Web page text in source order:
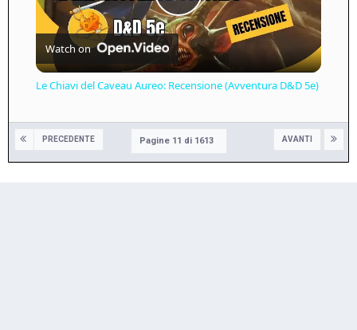
Play
Video
Watch on
Le Chiavi del Caveau Aureo: Recensione (Avventura D&D 5e)
PRECEDENTE AVANTI
Pagine 11 di 1613